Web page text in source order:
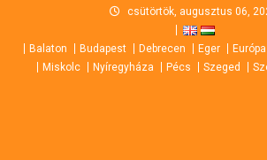
content
csütörtök, augusztus 06,
Balaton Budapest Debrecen Eger Európa
Miskolc
Nyíregyháza Pécs Szeged